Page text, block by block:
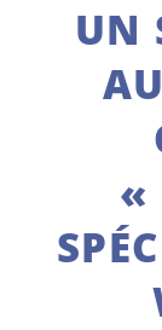
UN
«